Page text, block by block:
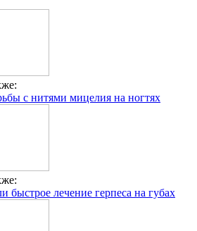
с нитями мицелия на ногтях
быстрое лечение герпеса на губах